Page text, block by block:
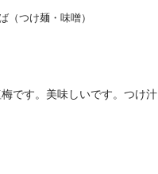
（つけ麺・味噌）
です。美味しいです。つけ